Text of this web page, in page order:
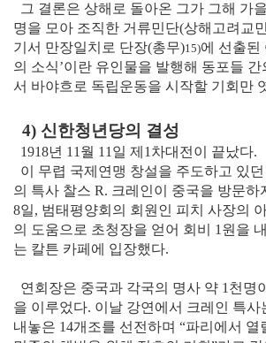
그 결론은 상해로 돌아온 그가 그해 가
명을 모아 조직한 거류민단(상해고려교
기서 만장일치로 단장(총무)15)에 선출된
의 소식’이란 유인물을 발행해 동포들
서 바야흐로 독립운동을 시작할 기회만
4) 신한청년당의 결성
1918년 11월 11일 제1차대전이 끝났다.
이 무렵 국제연맹 창설을 주도하고 있
의 특사 찰스 R. 크레인이 중국을 방문하
8일, 범태평양회의 회원인 피치 사장의
의 도움으로 초청장을 얻어 회비 1원을
는 칼튼 카페에 입장했다.
연회장은 중국과 각국의 명사 약 1천명
을 이루었다. 이날 강연에서 크레인 특사
내놓은 14개조를 선전하며 “파리에서 열